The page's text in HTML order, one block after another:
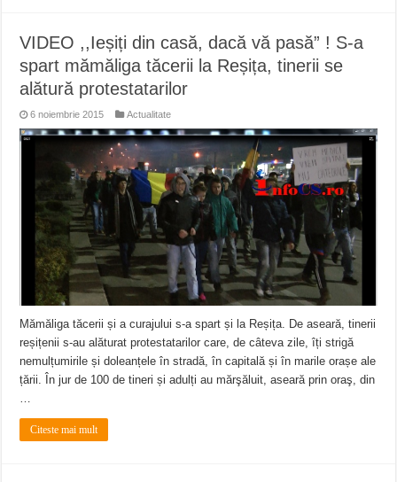
VIDEO ,,Ieșiți din casă, dacă vă pasă” ! S-a
spart mămăliga tăcerii la Reșița, tinerii se
alătură protestatarilor
6 noiembrie 2015 Actualitate
Mămăliga tăcerii și a curajului s-a spart și la Reșița. De aseară, tinerii
reșițenii s-au alăturat protestatarilor care, de câteva zile, îți strigă
nemulțumirile și doleanțele în stradă, în capitală și în marile orașe ale
țării. În jur de 100 de tineri și adulți au mărşăluit, aseară prin oraş, din
Citeste mai mult